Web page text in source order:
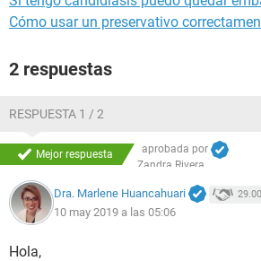
Cómo usar un preservativo
2 respuestas
RESPUESTA 1 / 2
Mejor respuesta
aprobada por
Zandra Rivera
Dra. Marlene Huancahuari
10 may 2019 a las 05:06
Hola,